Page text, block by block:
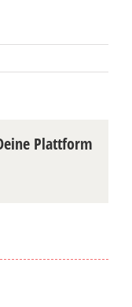
Plattform